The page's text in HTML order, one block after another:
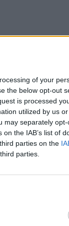
of your
the below opt-out
is processed
utilized by us
may separately
the IAB’s list of
parties on the
parties.
Ολομέλειας
ότι ο
έναρξη των